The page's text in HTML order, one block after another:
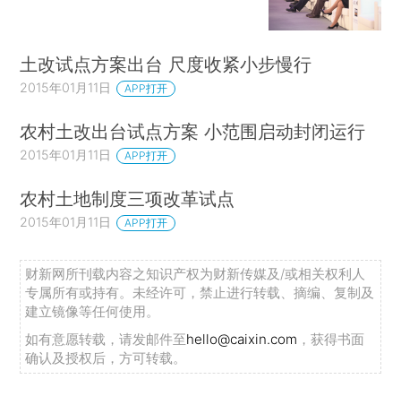
土改试点方案出台 尺度收紧小步慢行
2015年01月11日 APP打开
农村土改出台试点方案 小范围启动封闭运行
2015年01月11日 APP打开
农村土地制度三项改革试点
2015年01月11日 APP打开
财新网所刊载内容之知识产权为财新传媒及/或相关权利人
专属所有或持有。未经许可，禁止进行转载、摘编、复制及
建立镜像等任何使用。
如有意愿转载，请发邮件至hello@caixin.com ，获得书面
确认及授权后，方可转载。